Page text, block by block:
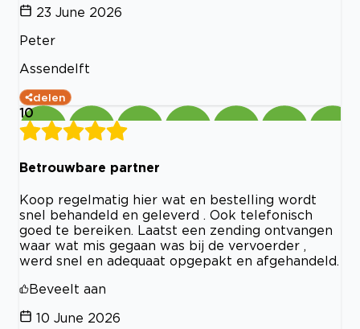
23 June 2026
Peter
Assendelft
delen
10
Betrouwbare partner
Koop regelmatig hier wat en bestelling wordt
snel behandeld en geleverd . Ook telefonisch
goed te bereiken. Laatst een zending ontvangen
waar wat mis gegaan was bij de vervoerder ,
werd snel en adequaat opgepakt en afgehandeld.
Beveelt aan
10 June 2026